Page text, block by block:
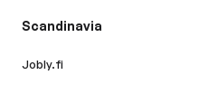
Scandinavia
Jobly.fi